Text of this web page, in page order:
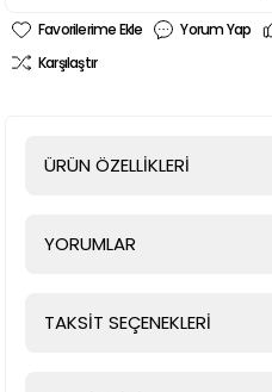
Yorum Yap
Karşılaştır
ÜRÜN ÖZELLİKLERİ
YORUMLAR
TAKSİT SEÇENEKLERİ